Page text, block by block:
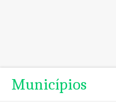
Municípios